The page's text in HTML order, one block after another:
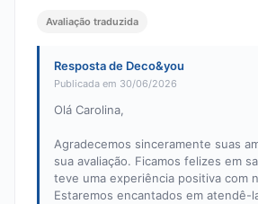
Avaliação traduzida
Resposta de Deco&you
Publicada em 30/06/2026
Olá Carolina,
Agradecemos sinceramente suas
sua avaliação. Ficamos felizes em
teve uma experiência positiva com
Estaremos encantados em atendê-